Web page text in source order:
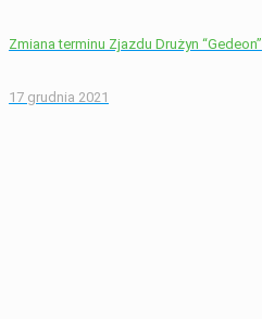
Zmiana terminu Zjazdu Drużyn “Gedeon”
17 grudnia 2021